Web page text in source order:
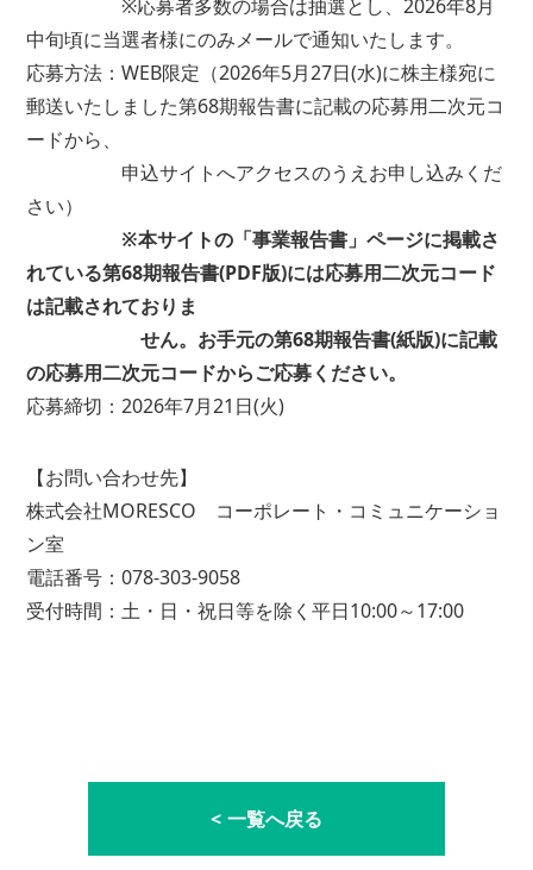
※応募者多数の場合は抽選とし、2026年8月
中旬頃に当選者様にのみメールで通知いたします。
応募方法：WEB限定（2026年5月27日(水)に株主様宛に
郵送いたしました第68期報告書に記載の応募用二次元コ
ードから、
申込サイトへアクセスのうえお申し込みくだ
さい）
※本サイトの「事業報告書」ページに掲載さ
れている第68期報告書(PDF版)には応募用二次元コード
は記載されておりま
せん。 お手元の第68期報告書(紙版)に記載
の応募用二次元コードからご応募ください。
応募締切：2026年7月21日(火)
【お問い合わせ先】
株式会社MORESCO コーポレート・コミュニケーショ
ン室
電話番号：078-303-9058
受付時間：土・日・祝日等を除く平日10:00～17:00
一覧へ戻る